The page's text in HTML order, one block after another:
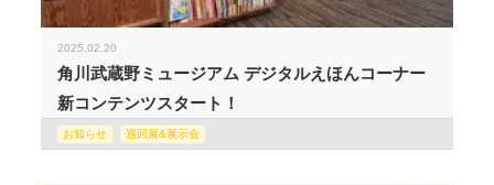
2025.02.20
角川武蔵野ミュージアム デジタルえほんコーナー
新コンテンツスタート！
お知らせ 巡回展&展示会